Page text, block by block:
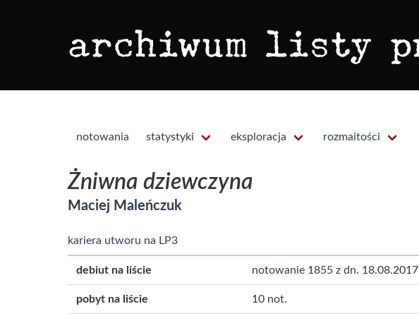
notowania statystyki eksploracja rozmaitości
Żniwna dziewczyna
Maciej Maleńczuk
kariera utworu na LP3
debiut na liście notowanie 1855 z dn. 18.08.2017
pobyt na liście 10 not.